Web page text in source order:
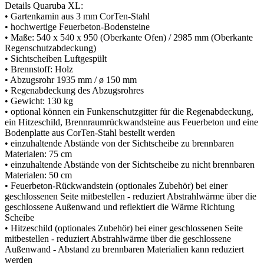
Details Quaruba XL:
• Gartenkamin aus 3 mm CorTen-Stahl
• hochwertige Feuerbeton-Bodensteine
• Maße: 540 x 540 x 950 (Oberkante Ofen) / 2985 mm (Oberkante
Regenschutzabdeckung)
• Sichtscheiben Luftgespült
• Brennstoff: Holz
• Abzugsrohr 1935 mm / ø 150 mm
• Regenabdeckung des Abzugsrohres
• Gewicht: 130 kg
• optional können ein Funkenschutzgitter für die Regenabdeckung,
ein Hitzeschild, Brennraumrückwandsteine aus Feuerbeton und eine
Bodenplatte aus CorTen-Stahl bestellt werden
• einzuhaltende Abstände von der Sichtscheibe zu brennbaren
Materialen: 75 cm
• einzuhaltende Abstände von der Sichtscheibe zu nicht brennbaren
Materialen: 50 cm
• Feuerbeton-Rückwandstein (optionales Zubehör) bei einer
geschlossenen Seite mitbestellen - reduziert Abstrahlwärme über die
geschlossene Außenwand und reflektiert die Wärme Richtung
Scheibe
• Hitzeschild (optionales Zubehör) bei einer geschlossenen Seite
mitbestellen - reduziert Abstrahlwärme über die geschlossene
Außenwand - Abstand zu brennbaren Materialien kann reduziert
werden